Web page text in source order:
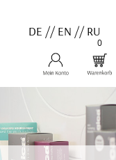
DE //EN //RU
0